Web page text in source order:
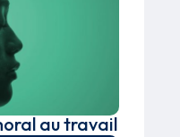
au travail